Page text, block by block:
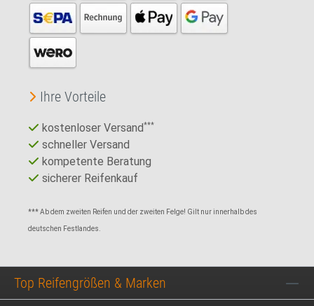
Ihre Vorteile
kostenloser Versand***
schneller Versand
kompetente Beratung
sicherer Reifenkauf
*** Ab dem zweiten Reifen und der zweiten Felge! Gilt nur innerhalb des
deutschen Festlandes.
Top Reifengrößen & Marken